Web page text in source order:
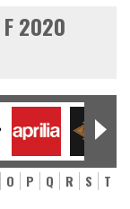
F 2020
O P Q R S
T